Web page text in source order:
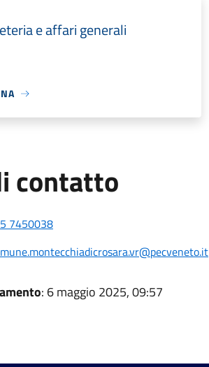
e affari generali
contatto
7450038
: 6 maggio 2025, 09:57